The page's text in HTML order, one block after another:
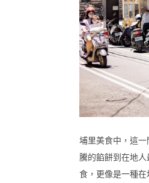
埔里美食中，這
騰的餡餅到在地
食，更像是一種